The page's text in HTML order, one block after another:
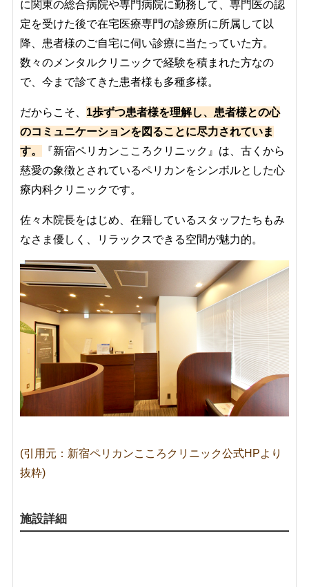
に関東の総合病院や専門病院に勤務して、専門医の認
定を受けた後で在宅医療専門の診療所に所属して以
降、患者様のご自宅に伺い診療に当たっていた方。
数々のメンタルクリニックで経験を積まれた方なの
で、今まで診てきた患者様も多種多様。
だからこそ、 1歩ずつ患者様を理解し、患者様との心
のコミュニケーションを図ることに尽力されていま
す。
『新宿ペリカンこころクリニック』は、古くから
慈愛の象徴とされているペリカンをシンボルとした心
療内科クリニックです。
佐々木院長をはじめ、在籍しているスタッフたちもみ
なさま優しく、リラックスできる空間が魅力的。
(引用元：新宿ペリカンこころクリニック公式HPより
抜粋)
施設詳細